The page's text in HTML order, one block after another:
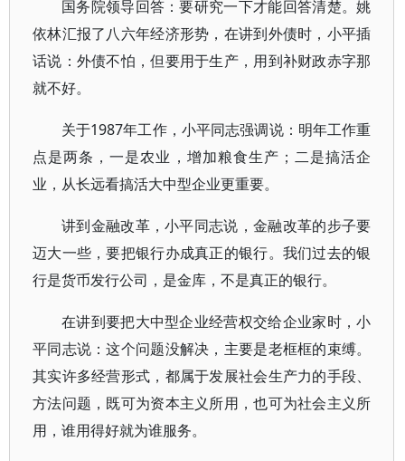
国务院领导回答：要研究一下才能回答清楚。姚
依林汇报了八六年经济形势，在讲到外债时，小平插
话说：外债不怕，但要用于生产，用到补财政赤字那
就不好。
关于1987年工作，小平同志强调说：明年工作重
点是两条，一是农业，增加粮食生产；二是搞活企
业，从长远看搞活大中型企业更重要。
讲到金融改革，小平同志说，金融改革的步子要
迈大一些，要把银行办成真正的银行。我们过去的银
行是货币发行公司，是金库，不是真正的银行。
在讲到要把大中型企业经营权交给企业家时，小
平同志说：这个问题没解决，主要是老框框的束缚。
其实许多经营形式，都属于发展社会生产力的手段、
方法问题，既可为资本主义所用，也可为社会主义所
用，谁用得好就为谁服务。